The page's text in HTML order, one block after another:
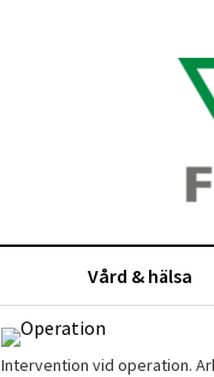
Vård & hälsa
Intervention vid operation.